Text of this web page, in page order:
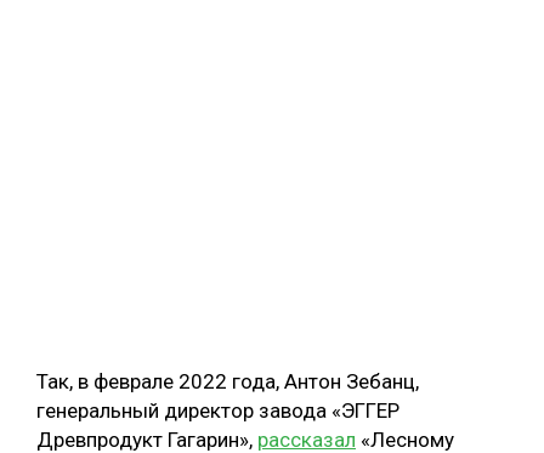
Так, в феврале 2022 года, Антон Зебанц,
генеральный директор завода «ЭГГЕР
Древпродукт Гагарин», рассказал «Лесному